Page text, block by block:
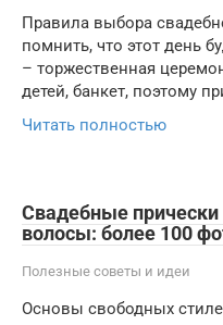
Правила выбора
помнить, что этот день
– торжественная
детей, банкет, поэтому
Читать полностью
Свадебные
волосы: более 100
Полезные советы и идеи
Основы свободных